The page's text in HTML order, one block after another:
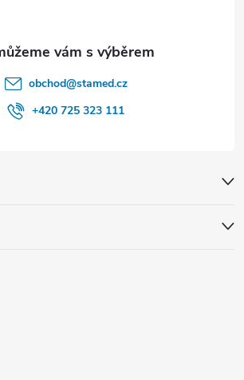
obchod@stamed.cz
+420 725 323 111